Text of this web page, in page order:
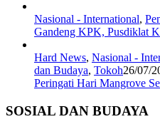
Nasional - International,
Gandeng KPK, Pusdiklat
Hard News, Nasional -
dan Budaya, Tokoh26/07/
Peringati Hari Mangrove
SOSIAL DAN BUDAYA